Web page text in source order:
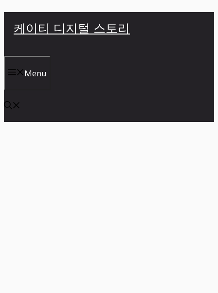
너
뛰
기
케이티 디지털 스토리
Menu